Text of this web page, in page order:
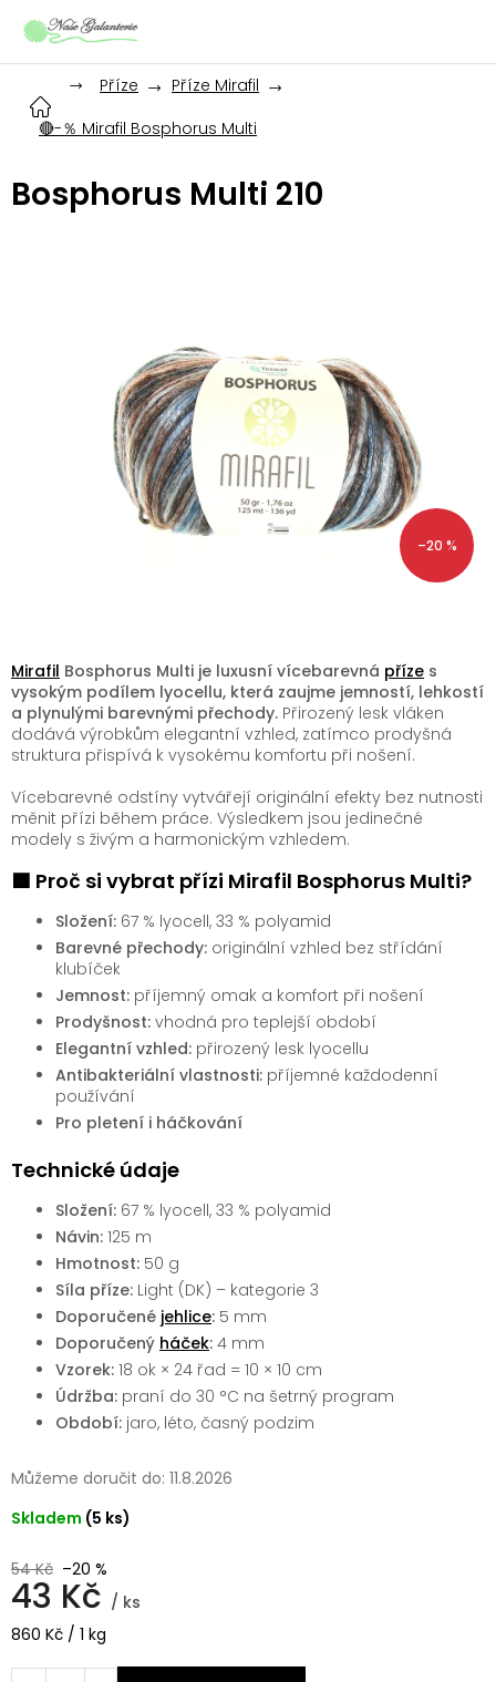
Příze
Příze Mirafil
🔴-％ Mirafil Bosphorus Multi
Bosphorus Multi 210
–20 %
54 Kč –20 %
43 Kč / ks
Měrná
860 Kč / 1 kg
Skladem (5 ks)
Můžeme doručit do: 11.8.2026
Mirafil Bosphorus Multi je luxusní vícebarevná příze s
vysokým podílem lyocellu, která zaujme jemností, lehkostí
a plynulými barevnými přechody. Přirozený lesk vláken
dodává výrobkům elegantní vzhled, zatímco prodyšná
struktura přispívá k vysokému komfortu při nošení.
Vícebarevné odstíny vytvářejí originální efekty bez nutnosti
měnit přízi během práce. Výsledkem jsou jedinečné
modely s živým a harmonickým vzhledem.
🟩 Proč si vybrat přízi Mirafil Bosphorus Multi?
Složení: 67 % lyocell, 33 % polyamid
Barevné přechody: originální vzhled bez střídání
klubíček
Jemnost: příjemný omak a komfort při nošení
Prodyšnost: vhodná pro teplejší období
Elegantní vzhled: přirozený lesk lyocellu
Antibakteriální vlastnosti: příjemné každodenní
používání
Pro pletení i háčkování
Technické údaje
Složení: 67 % lyocell, 33 % polyamid
Návin: 125 m
Hmotnost: 50 g
Síla příze: Light (DK) – kategorie 3
Doporučené jehlice: 5 mm
Doporučený háček: 4 mm
Vzorek: 18 ok × 24 řad = 10 × 10 cm
Údržba: praní do 30 °C na šetrný program
Období: jaro, léto, časný podzim